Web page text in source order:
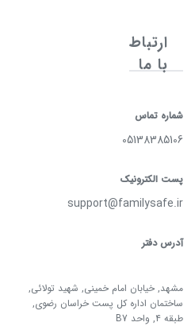
ارتباط
با ما
شماره تماس
05138385106
پست الکترونیک
support@familysafe.ir
آدرس دفتر
مشهد, خیابان امام خمینی, شهید تولائی,
ساختمان اداره کل پست خراسان رضوی,
طبقه 4, واحد B7